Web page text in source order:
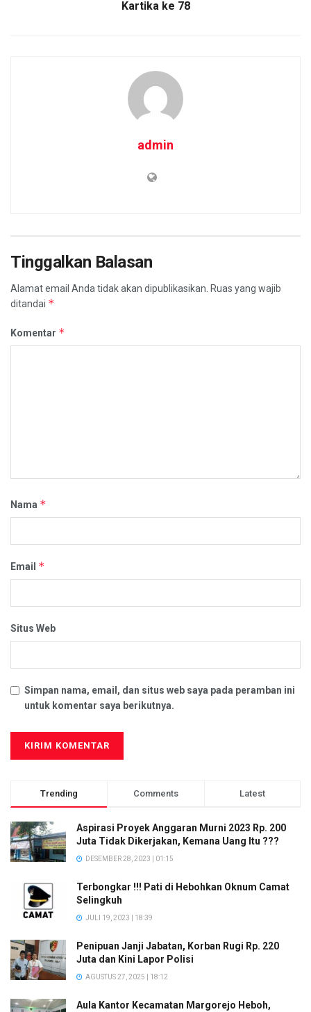
Kartika ke 78
admin
Tinggalkan Balasan
Alamat email Anda tidak akan dipublikasikan. Ruas yang wajib
ditandai *
Komentar *
Nama *
Email *
Situs Web
Simpan nama, email, dan situs web saya pada peramban ini
untuk komentar saya berikutnya.
Trending Comments Latest
Aspirasi Proyek Anggaran Murni 2023 Rp. 200
Juta Tidak Dikerjakan, Kemana Uang Itu ???
DESEMBER 28, 2023 | 01:15
Terbongkar !!! Pati di Hebohkan Oknum Camat
Selingkuh
JULI 19, 2023 | 18:39
Penipuan Janji Jabatan, Korban Rugi Rp. 220
Juta dan Kini Lapor Polisi
AGUSTUS 27, 2025 | 18:12
Aula Kantor Kecamatan Margorejo Heboh,